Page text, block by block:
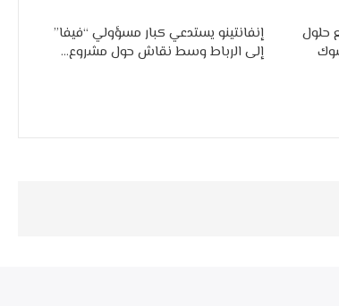
حلول
إنفانتينو يستدعي كبار مسؤولي “فيفا”
إلى الرباط وسط نقاش حول مشروع…